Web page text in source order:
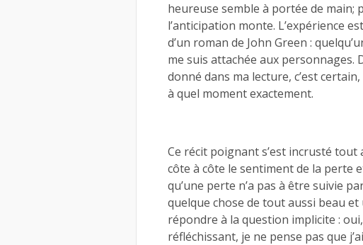
heureuse semble à portée de main;
l’anticipation monte. L’expérience
d’un roman de John Green :
me suis attachée aux personnages.
donné dans ma lecture, c’est
à quel moment exactement.
Ce récit poignant s’est incrusté
côte à côte le sentiment de la perte
qu’une perte n’a pas à être suivie
quelque chose de tout aussi beau
répondre à la question implicite :
réfléchissant, je ne pense pas que